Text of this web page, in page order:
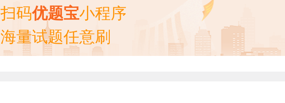
扫码优题宝小程序
海量试题任意刷